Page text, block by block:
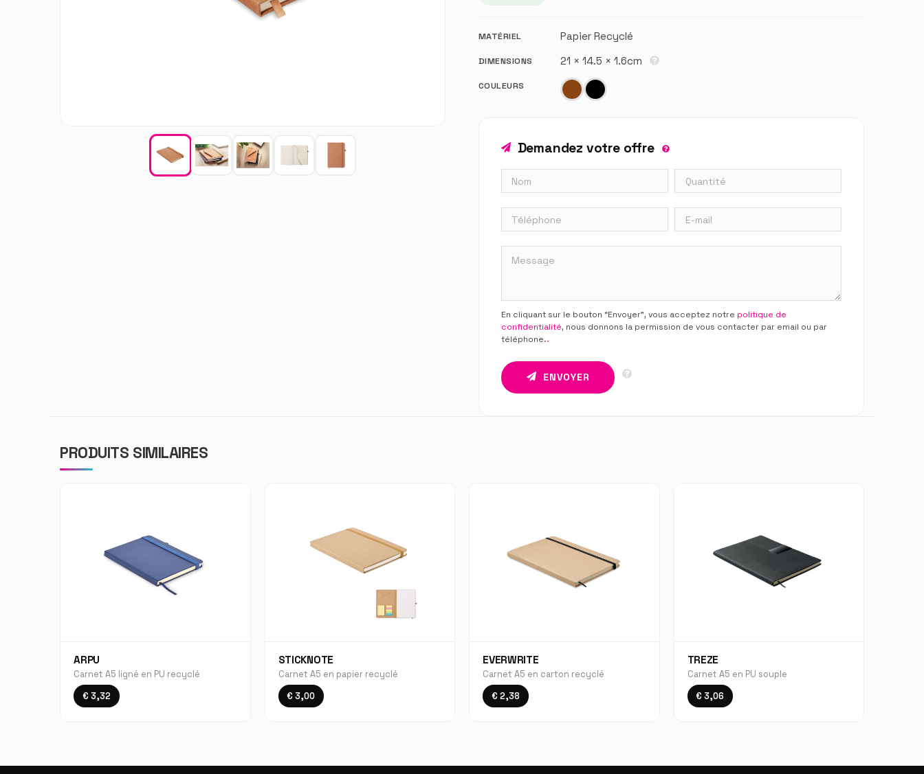
MATÉRIEL Papier Recyclé
DIMENSIONS 21 × 14.5 × 1.6cm
COULEURS
Demandez votre offre
En cliquant sur le bouton “Envoyer”, vous acceptez notre politique de
confidentialité, nous donnons la permission de vous contacter par email ou par
téléphone..
ENVOYER
PRODUITS SIMILAIRES
ARPU
Carnet A5 ligné en PU recyclé
€ 3,32
STICKNOTE
Carnet A5 en papier recyclé
€ 3,00
EVERWRITE
Carnet A5 en carton recyclé
€ 2,38
TREZE
Carnet A5 en PU souple
€ 3,06